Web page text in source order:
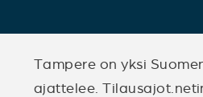
Tampere on yksi
ajattelee.